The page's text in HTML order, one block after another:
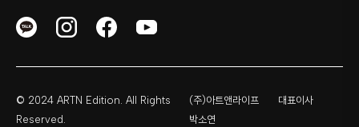
© 2024 ARTN Edition. All Rights
Reserved.
(주)아트앤라이프
대표이사
박소연